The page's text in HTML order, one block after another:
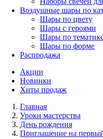
Воздушные шары по
Шары по цвету
Шары с героями
Шары по
Шары по форме
Распродажа
Акции
Новинки
Хиты продаж
Главная
Уроки мастерства
День рождения
Приглашение на